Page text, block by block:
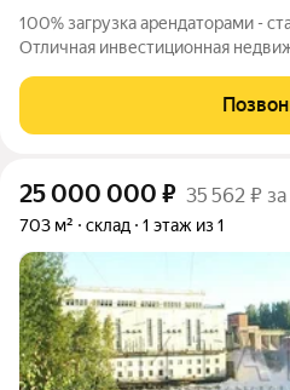
100% загрузка арендаторами -
Отличная инвестиционная
перспектива на сегодняшний
компромиссов. Продукт высокого
25 000 000 ₽ 35 562 ₽ за
703 м² склад 1 этаж из 1